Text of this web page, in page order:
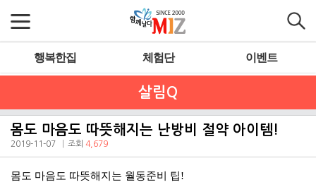
행복한집 체험단 이벤트
살림Q
몸도 마음도 따뜻해지는 난방비 절약 아이템!
2019-11-07 조회 4,679
몸도 마음도 따뜻해지는 월동준비 팁!